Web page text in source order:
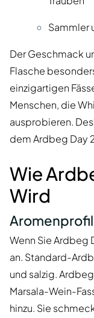
Sammler
Der Geschmack
Flasche
einzigartigen
Menschen, die
ausprobieren.
dem Ardbeg Day
Wie
Wird
Wenn Sie Ardbeg
an. Standard-
und salzig.
Marsala-Wein-
hinzu. Sie